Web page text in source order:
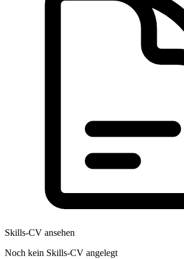
Skills-CV ansehen
Noch kein Skills-CV angelegt